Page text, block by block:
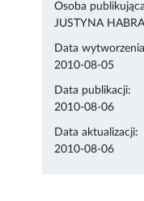
Osoba
JUSTYNA
Data
2010-08-05
Data publikacji:
2010-08-06
Data aktualizacji:
2010-08-06